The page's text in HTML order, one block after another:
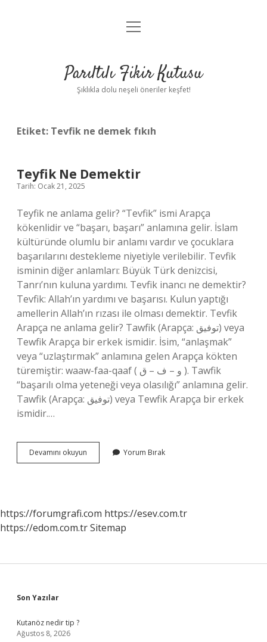
Anasayfa
Yasal Uyarı
menüyü
Parıltılı Fikir Kutusu
Şıklıkla dolu neşeli öneriler keşfet!
Etiket: Tevfik ne demek fıkıh
Teyfik Ne Demektir
Tarih: Ocak 21, 2025
Teyfik ne anlama gelir? “Tevfik” ismi Arapça
kökenlidir ve “başarı, başarı” anlamına gelir. İslam
kültüründe olumlu bir anlamı vardır ve çocuklara
başarılarını destekleme niyetiyle verilebilir. Tevfik
isminin diğer anlamları: Büyük Türk denizcisi,
Tanrı’nın kuluna yardımı. Tevfik inancı ne demektir?
Tevfik: Allah’ın yardımı ve başarısı. Kulun yaptığı
amellerin Allah’ın rızası ile olması demektir. Tevfik
Arapça ne anlama gelir? Tawfik (Arapça: توفيق‎) veya
Tewfik Arapça bir erkek ismidir. İsim, “anlaşmak”
veya “uzlaştırmak” anlamına gelen Arapça kökten
türemiştir: waaw-faa-qaaf ( و – ف – ق ). Tawfik
“başarılı olma yeteneği veya olasılığı” anlamına gelir.
Tawfik (Arapça: توفيق‎) veya Tewfik Arapça bir erkek
ismidir.…
Devamını okuyun
Ne
Yorum Bırak
https://forumgrafi.com https://esev.com.tr
https://edom.com.trSitemap
Sidebar
Son Yazılar
Kutanöz nedir tip ?
Ağustos 8, 2026